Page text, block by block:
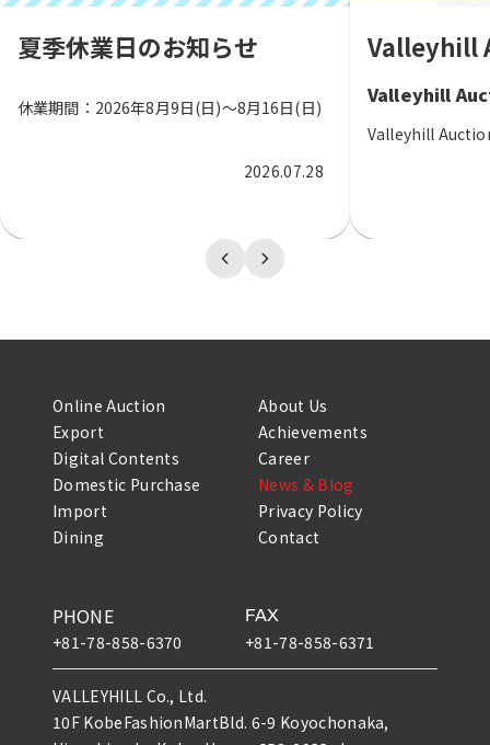
夏季休業日のお知らせ
休業期間：2026年8月9日(日)～8月16日(日)
2026.07.28
Valleyhill
Valleyhill
Valleyhill
Online Auction
Export
Digital Contents
Domestic Purchase
Import
Dining
About Us
Achievements
Career
News & Blog
Privacy Policy
Contact
PHONE
+81-78-858-6370
FAX
+81-78-858-6371
VALLEYHILL Co., Ltd.
10F KobeFashionMartBld. 6-9 Koyochonaka,